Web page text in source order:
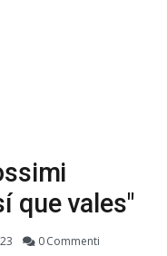
que vales"
0 Commenti